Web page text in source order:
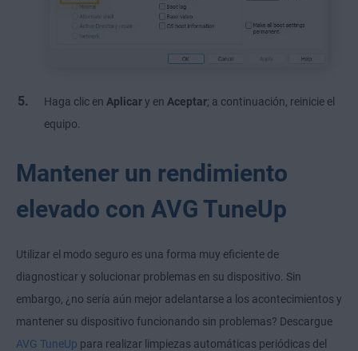
Haga clic en Aplicary en Aceptar; a continuación, reinicie el
equipo.
Mantener un rendimiento
elevado con AVG TuneUp
Utilizar el modo seguro es una forma muy eficiente de
diagnosticar y solucionar problemas en su dispositivo. Sin
embargo, ¿no sería aún mejor adelantarse a los acontecimientos y
mantener su dispositivo funcionando sin problemas? Descargue
AVG TuneUp para realizar limpiezas automáticas periódicas del